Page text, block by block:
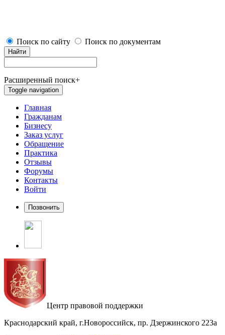
Поиск по сайту Поиск по документам
Найти
Расширенный поиск+
Toggle navigation
Главная
Гражданам
Бизнесу
Заказ услуг
Обращение
Практика
Отзывы
Форумы
Контакты
Войти
Центр правовой поддержки
Краснодарский край, г.Новороссийск, пр. Дзержинского 223а